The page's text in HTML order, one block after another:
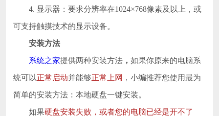
4. 显示器：要求分辨率在1024×768像素及以上，或
可支持触摸技术的显示设备。
安装方法
系统之家提供两种安装方法， 如果你原来的电脑系
统可以正常启动并能够正常上网 ，小编推荐您使用最为
简单的安装方法：本地硬盘一键安装。
如果硬盘安装失败，或者您的电脑已经是开不了